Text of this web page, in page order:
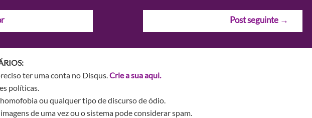
Post seguinte →
ter uma conta no Disqus.Crie a sua aqui.
políticas.
ou qualquer tipo de discurso de ódio.
de uma vez ou o sistema pode considerar spam.